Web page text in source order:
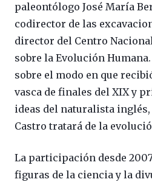
paleontólogo José María
codirector de las
director del Centro
sobre la Evolución
sobre el modo en que
vasca de finales del XIX y
ideas del naturalista inglés,
Castro tratará de la
La participación desde
figuras de la ciencia y la